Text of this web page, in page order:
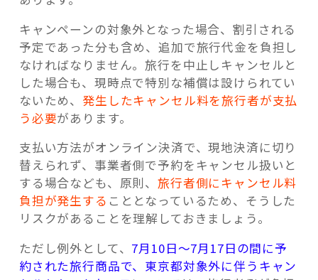
キャンペーンの対象外となった場合、割引される
予定であった分も含め、追加で旅行代金を負担し
なければなりません。旅行を中止しキャンセルと
した場合も、現時点で特別な補償は設けられてい
ないため、 発生したキャンセル料を旅行者が支払
う必要があります。
支払い方法がオンライン決済で、現地決済に切り
替えられず、事業者側で予約をキャンセル扱いと
する場合なども、原則、旅行者側にキャンセル料
負担が発生する こととなっているため、そうした
リスクがあることを理解しておきましょう。
ただし例外として、 7月10日～7月17日の間に予
約された旅行商品で、東京都対象外に伴うキャン